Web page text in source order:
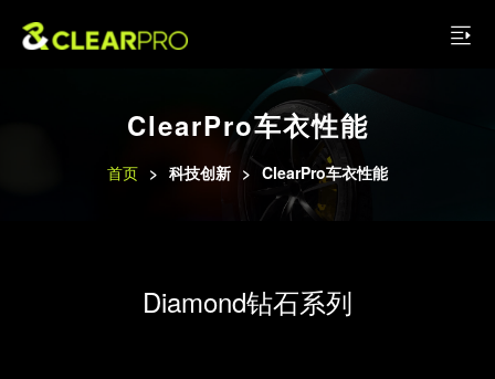
ClearPro车衣性能
首页 > 科技创新 > ClearPro车衣性能
Diamond钻石系列